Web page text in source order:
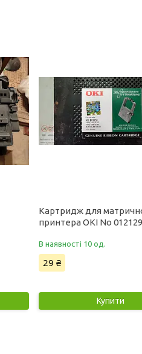
Картридж для
принтера OKI No
В наявності 10 од.
29 ₴
Купити